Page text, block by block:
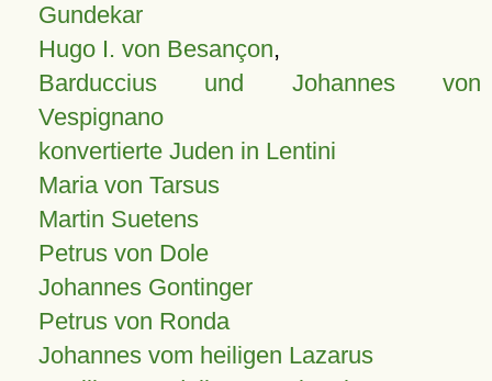
Gundekar
Hugo I. von Besançon,
Barduccius und Johannes von
Vespignano
konvertierte Juden in Lentini
Maria von Tarsus
Martin Suetens
Petrus von Dole
Johannes Gontinger
Petrus von Ronda
Johannes vom heiligen Lazarus